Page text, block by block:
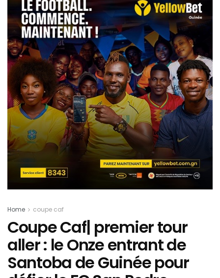
Home coupe caf
Coupe Caf| premier tour
aller : le Onze entrant de
Santoba de Guinée pour